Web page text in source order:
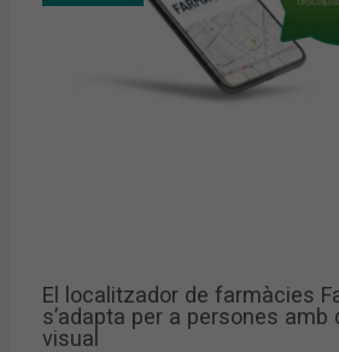
El localitzador de farmàcies
s’adapta per a persones
visual